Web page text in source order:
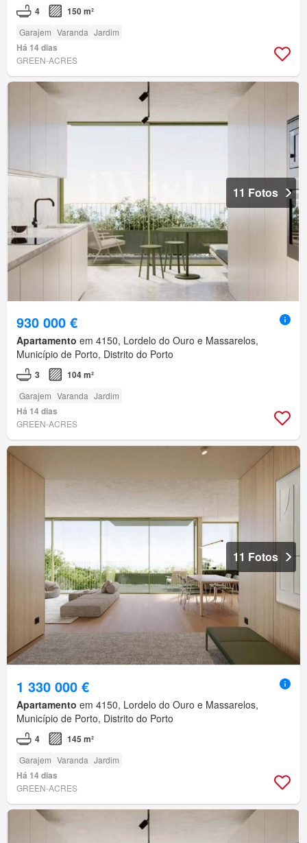
4 150 m²
Garajem Varanda Jardim
Há 14 dias
GREEN-ACRES
11 Fotos
930 000 €
Apartamento em 4150, Lordelo do Ouro e Massarelos,
Município de Porto, Distrito do Porto
3 104 m²
Garajem Varanda Jardim
Há 14 dias
GREEN-ACRES
11 Fotos
1 330 000 €
Apartamento em 4150, Lordelo do Ouro e Massarelos,
Município de Porto, Distrito do Porto
4 145 m²
Garajem Varanda Jardim
Há 14 dias
GREEN-ACRES